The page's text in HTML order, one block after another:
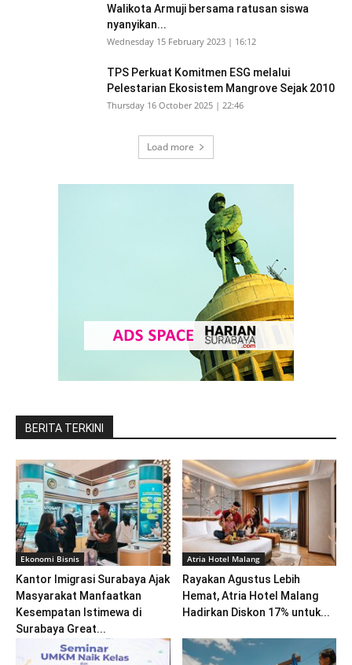
Walikota Armuji bersama ratusan siswa
nyanyikan...
Wednesday 15 February 2023 | 16:12
TPS Perkuat Komitmen ESG melalui
Pelestarian Ekosistem Mangrove Sejak 2010
Thursday 16 October 2025 | 22:46
Load more
BERITA TERKINI
Ekonomi Bisnis
Kantor Imigrasi Surabaya Ajak
Masyarakat Manfaatkan
Kesempatan Istimewa di
Surabaya Great...
Atria Hotel Malang
Rayakan Agustus Lebih
Hemat, Atria Hotel Malang
Hadirkan Diskon 17% untuk...